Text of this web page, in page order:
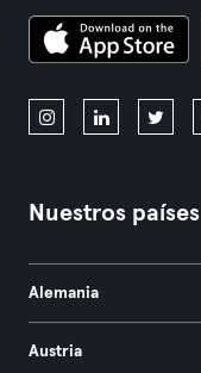
Nuestros países
Alemania
Austria